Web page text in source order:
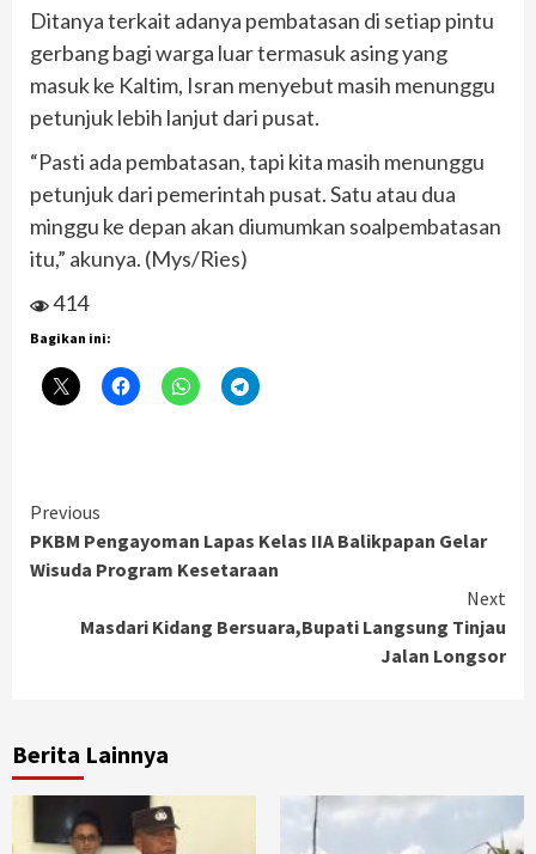
Ditanya terkait adanya pembatasan di setiap pintu
gerbang bagi warga luar termasuk asing yang
masuk ke Kaltim, Isran menyebut masih menunggu
petunjuk lebih lanjut dari pusat.
“Pasti ada pembatasan, tapi kita masih menunggu
petunjuk dari pemerintah pusat. Satu atau dua
minggu ke depan akan diumumkan soalpembatasan
itu,” akunya. (Mys/Ries)
414
Bagikan ini:
Continue
Reading
Previous
PKBM Pengayoman Lapas Kelas IIA Balikpapan Gelar
Wisuda Program Kesetaraan
Next
Masdari Kidang Bersuara,Bupati Langsung Tinjau
Jalan Longsor
Berita Lainnya